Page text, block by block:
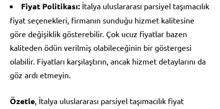
Fiyat Politikası: İtalya uluslararası parsiyel taşımacılık
fiyat seçenekleri, firmanın sunduğu hizmet kalitesine
göre değişiklik gösterebilir. Çok ucuz fiyatlar bazen
kaliteden ödün verilmiş olabileceğinin bir göstergesi
olabilir. Fiyatları karşılaştırın, ancak hizmet detaylarını da
göz ardı etmeyin.
Özetle , İtalya uluslararası parsiyel taşımacılık fiyat